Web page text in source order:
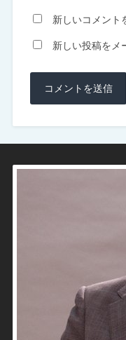
新しいコメント
新しい投稿をメ